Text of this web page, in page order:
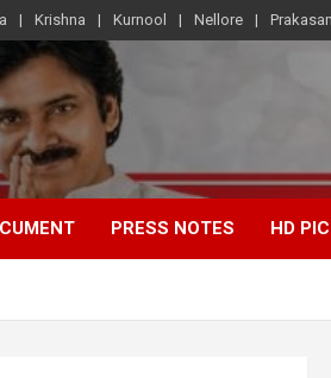
Krishna Kurnool Nellore
PRESS NOTES HD